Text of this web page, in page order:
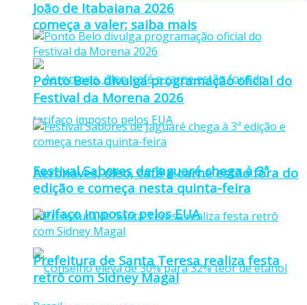
começa a valer; saiba mais
Aeronaves, óleo, café e carne estão fora do
tarifaço imposto pelos EUA
João de Itabaiana 2026
Ponto Belo divulga programação oficial do
Festival da Morena 2026
Festival Sabores de Jaguaré chega à 3ª
edição e começa nesta quinta-feira
Prefeitura de Santa Teresa realiza festa
retrô com Sidney Magal